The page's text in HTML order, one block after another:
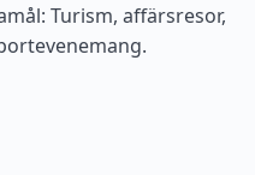
Turism, affärsresor,